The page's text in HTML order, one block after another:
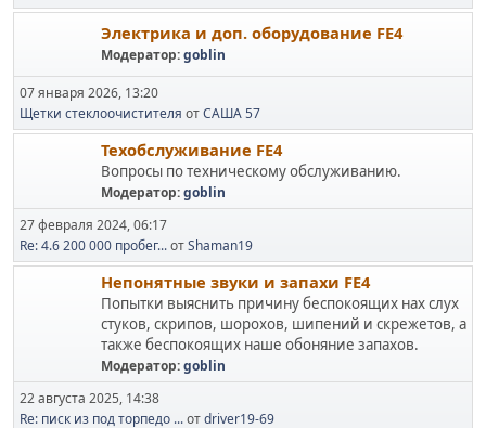
Электрика и доп. оборудование FE4
Модератор:goblin
07 января 2026, 13:20
Щетки стеклоочистителя отСАША 57
Техобслуживание FE4
Вопросы по техническому обслуживанию.
Модератор:goblin
27 февраля 2024, 06:17
Re: 4.6 200 000 пробег...отShaman19
Непонятные звуки и запахи FE4
Попытки выяснить причину беспокоящих нах слух
стуков, скрипов, шорохов, шипений и скрежетов, а
также беспокоящих наше обоняние запахов.
Модератор:goblin
22 августа 2025, 14:38
Re: писк из под торпедо ...отdriver19-69